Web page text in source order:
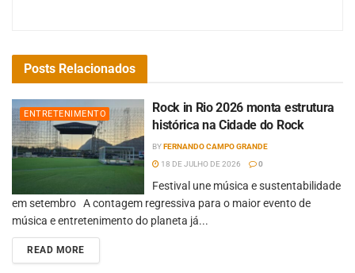
Posts Relacionados
ENTRETENIMENTO
Rock in Rio 2026 monta estrutura
histórica na Cidade do Rock
BYFERNANDO CAMPO GRANDE
18 DE JULHO DE 2026
0
Festival une música e sustentabilidade
em setembro A contagem regressiva para o maior evento de
música e entretenimento do planeta já...
READ MORE